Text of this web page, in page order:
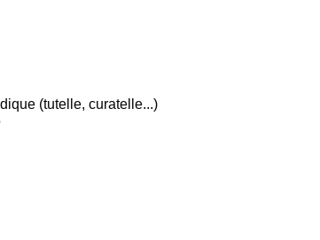
(tutelle, curatelle...)